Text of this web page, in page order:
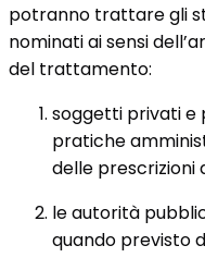
potranno trattare gli
nominati ai sensi
del trattamento:
soggetti privati e
pratiche
delle prescrizioni
le autorità
quando previsto